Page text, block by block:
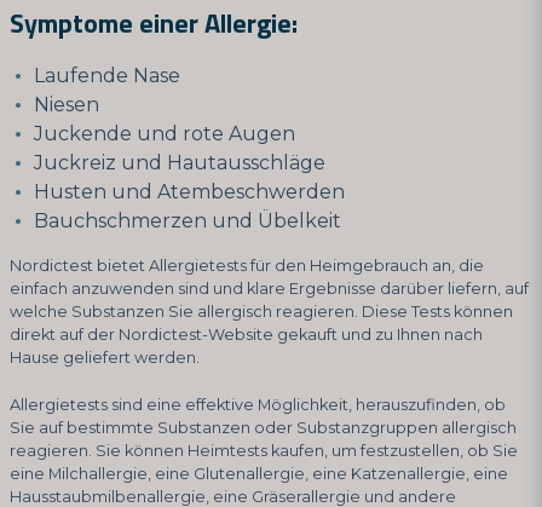
Symptome einer Allergie:
Laufende Nase
Niesen
Juckende und rote Augen
Juckreiz und Hautausschläge
Husten und Atembeschwerden
Bauchschmerzen und Übelkeit
Nordictest bietet Allergietests für den Heimgebrauch an, die
einfach anzuwenden sind und klare Ergebnisse darüber liefern, auf
welche Substanzen Sie allergisch reagieren. Diese Tests können
direkt auf der Nordictest-Website gekauft und zu Ihnen nach
Hause geliefert werden.
Allergietests sind eine effektive Möglichkeit, herauszufinden, ob
Sie auf bestimmte Substanzen oder Substanzgruppen allergisch
reagieren. Sie können Heimtests kaufen, um festzustellen, ob Sie
eine Milchallergie, eine Glutenallergie, eine Katzenallergie, eine
Hausstaubmilbenallergie, eine Gräserallergie und andere